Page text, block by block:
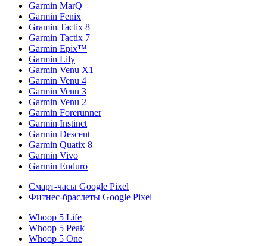
Garmin MarQ
Garmin Fenix
Gramin Tactix 8
Garmin Tactix 7
Garmin Epix™
Garmin Lily
Garmin Venu X1
Garmin Venu 4
Garmin Venu 3
Garmin Venu 2
Garmin Forerunner
Garmin Instinct
Garmin Descent
Garmin Quatix 8
Garmin Vivo
Garmin Enduro
Смарт-часы Google Pixel
Фитнес-браслеты Google Pixel
Whoop 5 Life
Whoop 5 Peak
Whoop 5 One